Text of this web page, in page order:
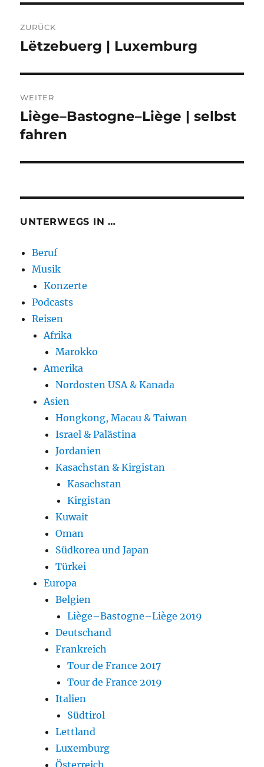
ZURÜCK
Vorheriger
Lëtzebuerg | Luxemburg
WEITER
Nächster
Beitrag:
Liège–Bastogne–Liège | selbst
fahren
UNTERWEGS IN …
Beruf
Musik
Konzerte
Podcasts
Reisen
Afrika
Marokko
Amerika
Nordosten USA & Kanada
Asien
Hongkong, Macau & Taiwan
Israel & Palästina
Jordanien
Kasachstan & Kirgistan
Kasachstan
Kirgistan
Kuwait
Oman
Südkorea und Japan
Türkei
Europa
Belgien
Liège–Bastogne–Liège 2019
Deutschand
Frankreich
Tour de France 2017
Tour de France 2019
Italien
Südtirol
Lettland
Luxemburg
Österreich